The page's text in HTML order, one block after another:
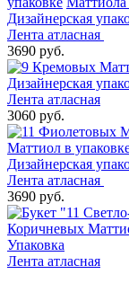
Дизайнерская
Лента атласная
3690 руб.
Дизайнерская
Лента атласная
3060 руб.
Маттиол в
Дизайнерская
Лента атласная
3690 руб.
Коричневых
Упаковка
Лента атласная